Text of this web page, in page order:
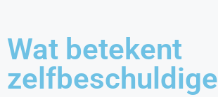
Wat betekent